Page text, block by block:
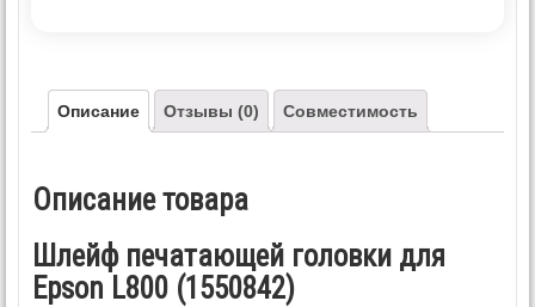
Описание Отзывы (0) Совместимость
Описание товара
Шлейф печатающей головки для
Epson L800 (1550842)